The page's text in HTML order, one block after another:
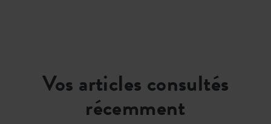
Vos articles consultés
récemment